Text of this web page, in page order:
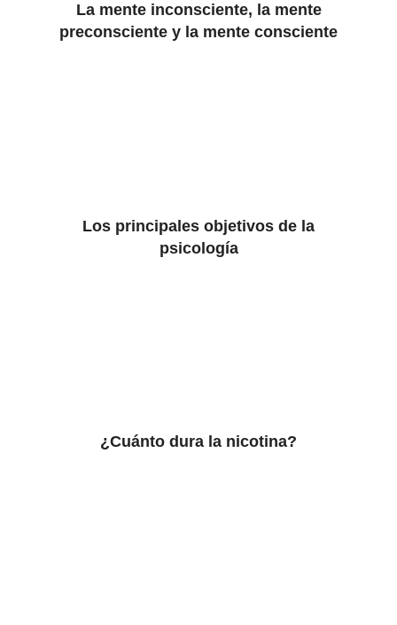
La mente inconsciente, la mente
preconsciente y la mente consciente
Los principales objetivos de la
psicología
¿Cuánto dura la nicotina?